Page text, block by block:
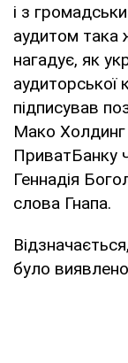
і з
аудитом така
нагадує, як
аудиторської
підписував
Мако Холдинг
ПриватБанку
Геннадія
слова Гнапа.
було